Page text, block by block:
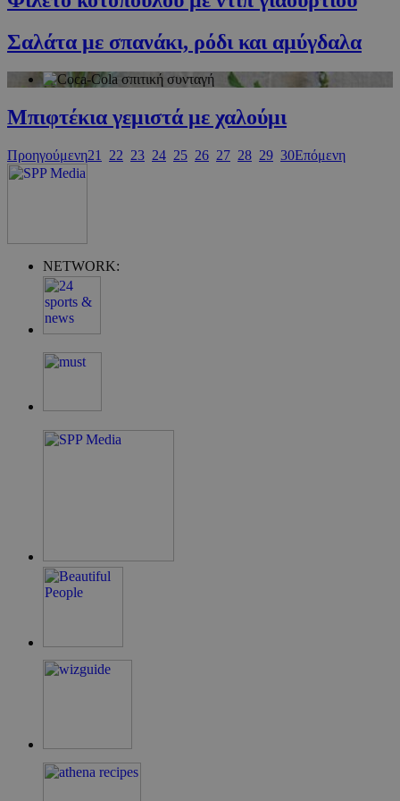
Σαλάτα με σπανάκι, ρόδι και αμύγδαλα
Μπιφτέκια γεμιστά με χαλούμι
Προηγούμενη21 22 23 24 25 26 27 28 29 30Επόμενη
NETWORK:
takeOverCookie